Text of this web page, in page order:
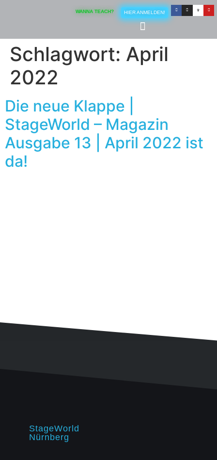
WANNA TEACH? HIER ANMELDEN!
Schlagwort: April
2022
Die neue Klappe |
StageWorld – Magazin
Ausgabe 13 | April 2022 ist
da!
StageWorld
Nürnberg